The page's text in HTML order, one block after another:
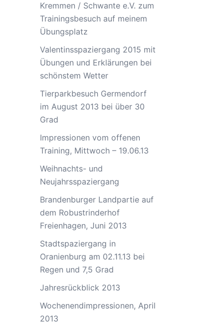
Kremmen / Schwante e.V. zum
Trainingsbesuch auf meinem
Übungsplatz
Valentinsspaziergang 2015 mit
Übungen und Erklärungen bei
schönstem Wetter
Tierparkbesuch Germendorf
im August 2013 bei über 30
Grad
Impressionen vom offenen
Training, Mittwoch – 19.06.13
Weihnachts- und
Neujahrsspaziergang
Brandenburger Landpartie auf
dem Robustrinderhof
Freienhagen, Juni 2013
Stadtspaziergang in
Oranienburg am 02.11.13 bei
Regen und 7,5 Grad
Jahresrückblick 2013
Wochenendimpressionen, April
2013